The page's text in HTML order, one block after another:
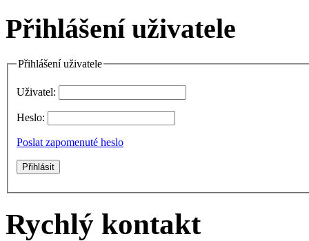
Přihlášení uživatele
Přihlášení uživatele
Uživatel:
Heslo:
Poslat zapomenuté heslo
Rychlý kontakt